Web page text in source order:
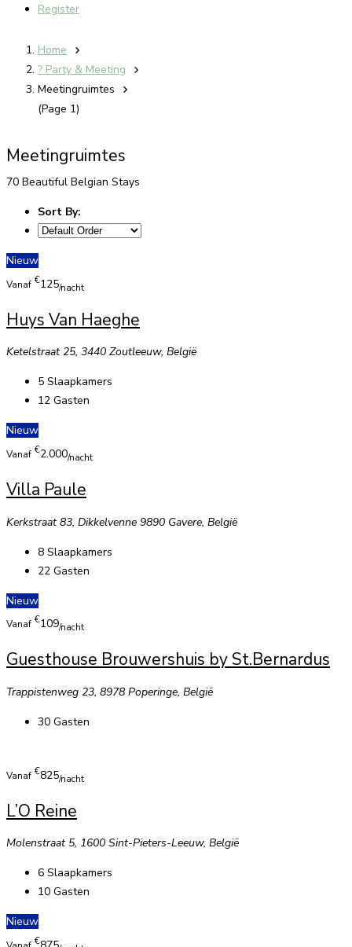
Register
Home
? Party & Meeting
Meetingruimtes
(Page 1)
Meetingruimtes
70 Beautiful Belgian Stays
Sort By:
Nieuw
Vanaf €125/nacht
Huys Van Haeghe
Ketelstraat 25, 3440 Zoutleeuw, België
5 Slaapkamers
12 Gasten
Nieuw
Vanaf €2.000/nacht
Villa Paule
Kerkstraat 83, Dikkelvenne 9890 Gavere, België
8 Slaapkamers
22 Gasten
Nieuw
Vanaf €109/nacht
Guesthouse Brouwershuis by St.Bernardus
Trappistenweg 23, 8978 Poperinge, België
30 Gasten
Vanaf €825/nacht
L’O Reine
Molenstraat 5, 1600 Sint-Pieters-Leeuw, België
6 Slaapkamers
10 Gasten
Nieuw
€